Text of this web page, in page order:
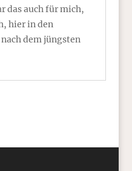
das auch für mich,
hier in den
dem jüngsten